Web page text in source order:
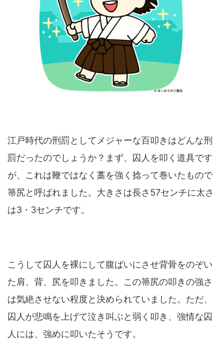
江戸時代の刑罰としてメジャーな百叩きはどんな刑
罰だったのでしょうか？まず、囚人を叩く道具です
が、これは鞭ではなく藁を強く捻って巻いたもので
箒尻と呼ばれました。大きさは長さ57センチに太さ
は3・3センチです。
こうして囚人を裸にして腹ばいにさせ背骨をのぞい
た肩、背、尻を叩きました。この箒尻の叩きの強さ
は気絶させない程度と決められていました。ただ、
囚人が悲鳴を上げて泣き叫ぶと弱く叩き、強情な囚
人には、強めに叩いたそうです。